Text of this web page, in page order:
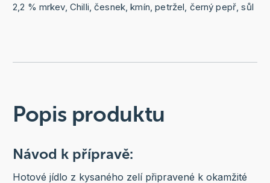
2,2 % mrkev, Chilli, česnek, kmín, petržel, černý pepř, sůl
Popis produktu
Návod k přípravě:
Hotové jídlo z kysaného zelí připravené k okamžité